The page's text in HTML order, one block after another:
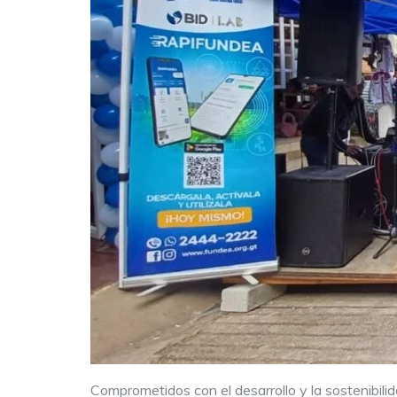
Comprometidos con el desarrollo y la